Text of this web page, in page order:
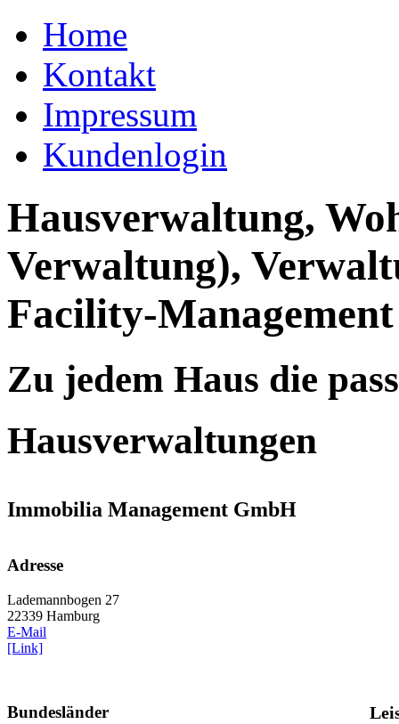
Home
Kontakt
Impressum
Kundenlogin
Hausverwaltung,
Verwaltung),
Facility-Management
Zu jedem Haus die
Hausverwaltungen
Immobilia Management GmbH
Adresse
Lademannbogen 27
22339 Hamburg
E-Mail
[Link]
Bundesländer